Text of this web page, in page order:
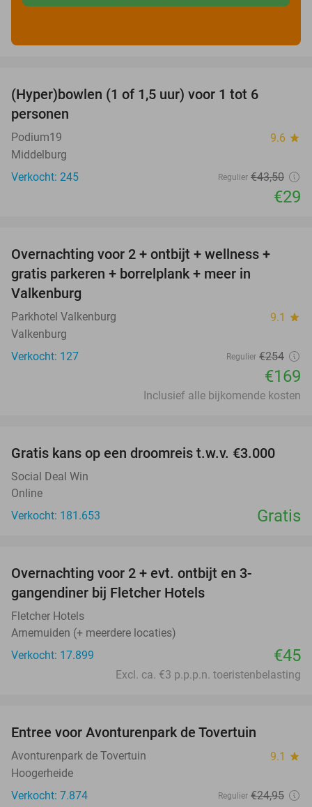
(Hyper)bowlen (1 of 1,5 uur) voor 1 tot 6
personen
Podium19 9.6 star
Middelburg
Verkocht: 245
Regulier €43,50
€29
33%
Overnachting voor 2 + ontbijt + wellness +
gratis parkeren + borrelplank + meer in
Valkenburg
Parkhotel Valkenburg 9.1 star
Valkenburg
Verkocht: 127
Regulier €254
€169
Inclusief alle bijkomende kosten
Gratis kans op een droomreis t.w.v. €3.000
Social Deal Win
Online
Verkocht: 181.653
Gratis
Overnachting voor 2 + evt. ontbijt en 3-
gangendiner bij Fletcher Hotels
Fletcher Hotels
Arnemuiden (+ meerdere locaties)
Verkocht: 17.899
€45
Excl. ca. €3 p.p.p.n. toeristenbelasting
Entree voor Avonturenpark de Tovertuin
Avonturenpark de Tovertuin 9.1 star
Hoogerheide
Verkocht: 7.874
Regulier €24,95